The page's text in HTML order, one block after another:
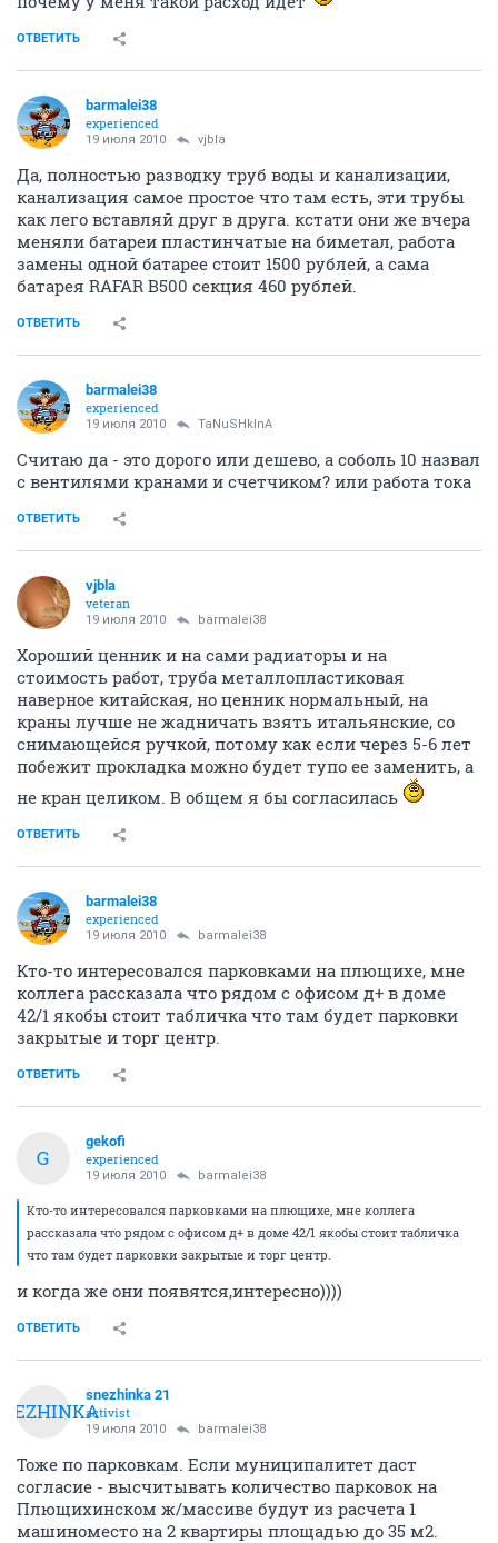
ОТВЕТИТЬ
barmalei38
experienced
19 июля 2010 vjbla
Да, полностью разводку труб воды и канализации,
канализация самое простое что там есть, эти трубы
как лего вставляй друг в друга. кстати они же вчера
меняли батареи пластинчатые на биметал, работа
замены одной батарее стоит 1500 рублей, а сама
батарея RAFAR B500 секция 460 рублей.
ОТВЕТИТЬ
barmalei38
experienced
19 июля 2010 TaNuSHkInA
Считаю да - это дорого или дешево, а соболь 10 назвал
с вентилями кранами и счетчиком? или работа тока
ОТВЕТИТЬ
vjbla
veteran
19 июля 2010 barmalei38
Хороший ценник и на сами радиаторы и на
стоимость работ, труба металлопластиковая
наверное китайская, но ценник нормальный, на
краны лучше не жадничать взять итальянские, со
снимающейся ручкой, потому как если через 5-6 лет
побежит прокладка можно будет тупо ее заменить, а
не кран целиком. В общем я бы согласилась
ОТВЕТИТЬ
barmalei38
experienced
19 июля 2010 barmalei38
Кто-то интересовался парковками на плющихе, мне
коллега рассказала что рядом с офисом д+ в доме
42/1 якобы стоит табличка что там будет парковки
закрытые и торг центр.
ОТВЕТИТЬ
G
gekofi
experienced
19 июля 2010 barmalei38
Кто-то интересовался парковками на плющихе, мне коллега
рассказала что рядом с офисом д+ в доме 42/1 якобы стоит табличка
что там будет парковки закрытые и торг центр.
и когда же они появятся,интересно))))
ОТВЕТИТЬ
snezhinka 21
activist
19 июля 2010 barmalei38
Тоже по парковкам. Если муниципалитет даст
согласие - высчитывать количество парковок на
Плющихинском ж/массиве будут из расчета 1
машиноместо на 2 квартиры площадью до 35 м2.